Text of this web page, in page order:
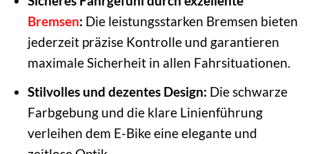
Bremsen: Die leistungsstarken Bremsen bieten
jederzeit präzise Kontrolle und garantieren
maximale Sicherheit in allen Fahrsituationen.
Stilvolles und dezentes Design: Die schwarze
Farbgebung und die klare Linienführung
verleihen dem E-Bike eine elegante und